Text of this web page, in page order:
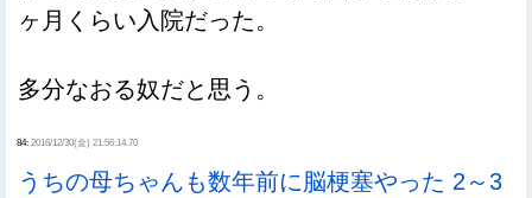
ヶ月くらい入院だった。
多分なおる奴だと思う。
84: 2016/12/30(金) 21:56:14.70
うちの母ちゃんも数年前に脳梗塞やった 2～3